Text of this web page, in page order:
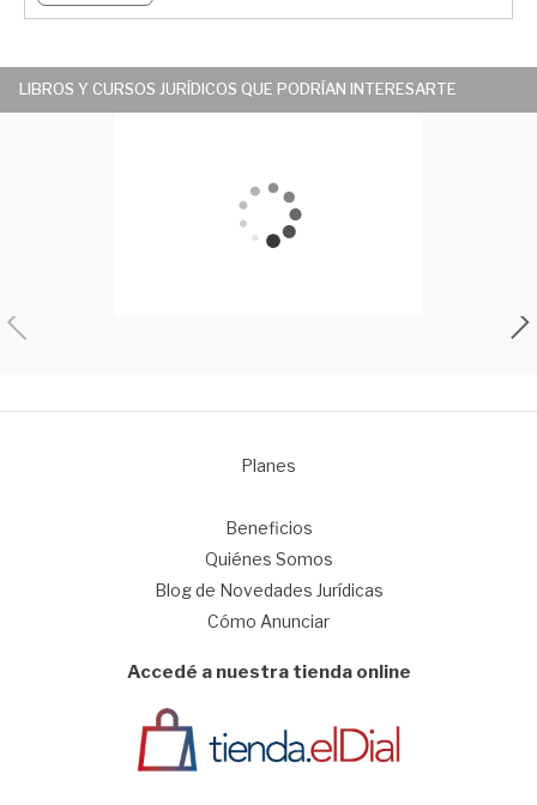
LIBROS Y CURSOS JURÍDICOS QUE PODRÍAN INTERESARTE
Planes
Beneficios
Quiénes Somos
Blog de Novedades Jurídicas
Cómo Anunciar
Accedé a nuestra tienda online